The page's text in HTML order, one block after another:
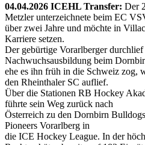
04.04.2026 ICEHL Transfer: Der
Metzler unterzeichnete beim EC
über zwei Jahre und möchte in
Karriere setzen.
Der gebürtige Vorarlberger durchlief
Nachwuchsausbildung beim
ehe es ihn früh in die Schweiz zog,
den Rheinthaler SC auflief.
Über die Stationen RB Hockey
führte sein Weg zurück nach
Österreich zu den Dornbirn
Pioneers Vorarlberg in
die ICE Hockey League. In der